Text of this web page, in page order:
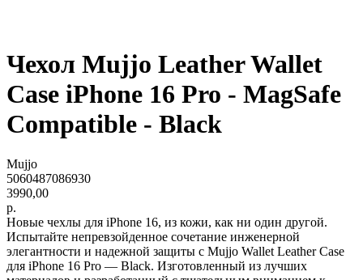
Чехол Mujjo Leather Wallet
Case iPhone 16 Pro - MagSafe
Compatible - Black
Mujjo
5060487086930
3990,00
р.
Новые чехлы для iPhone 16, из кожи, как ни один другой.
Испытайте непревзойденное сочетание инженерной
элегантности и надежной защиты с Mujjo Wallet Leather Case
для iPhone 16 Pro — Black. Изготовленный из лучших